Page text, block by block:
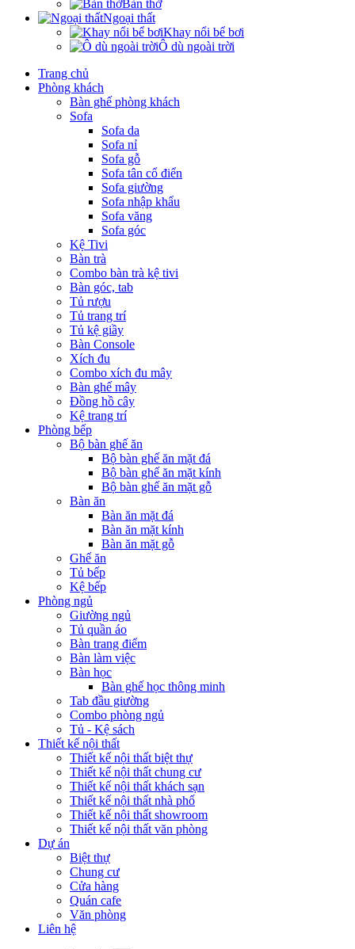
Bàn thờ
Ngoại thất
Khay nổi bể bơi
Ô dù ngoài trời
Trang chủ
Phòng khách
Bàn ghế phòng khách
Sofa
Sofa da
Sofa nỉ
Sofa gỗ
Sofa tân cổ điển
Sofa giường
Sofa nhập khẩu
Sofa văng
Sofa góc
Kệ Tivi
Bàn trà
Combo bàn trà kệ tivi
Bàn góc, tab
Tủ rượu
Tủ trang trí
Tủ kệ giầy
Bàn Console
Xích đu
Combo xích đu mây
Bàn ghế mây
Đồng hồ cây
Kệ trang trí
Phòng bếp
Bộ bàn ghế ăn
Bộ bàn ghế ăn mặt đá
Bộ bàn ghế ăn mặt kính
Bộ bàn ghế ăn mặt gỗ
Bàn ăn
Bàn ăn mặt đá
Bàn ăn mặt kính
Bàn ăn mặt gỗ
Ghế ăn
Tủ bếp
Kệ bếp
Phòng ngủ
Giường ngủ
Tủ quần áo
Bàn trang điểm
Bàn làm việc
Bàn học
Bàn ghế học thông minh
Tab đầu giường
Combo phòng ngủ
Tủ - Kệ sách
Thiết kế nội thất
Thiết kế nội thất biệt thự
Thiết kế nội thất chung cư
Thiết kế nội thất khách sạn
Thiết kế nội thất nhà phố
Thiết kế nội thất showroom
Thiết kế nội thất văn phòng
Dự án
Biệt thự
Chung cư
Cửa hàng
Quán cafe
Văn phòng
Liên hệ